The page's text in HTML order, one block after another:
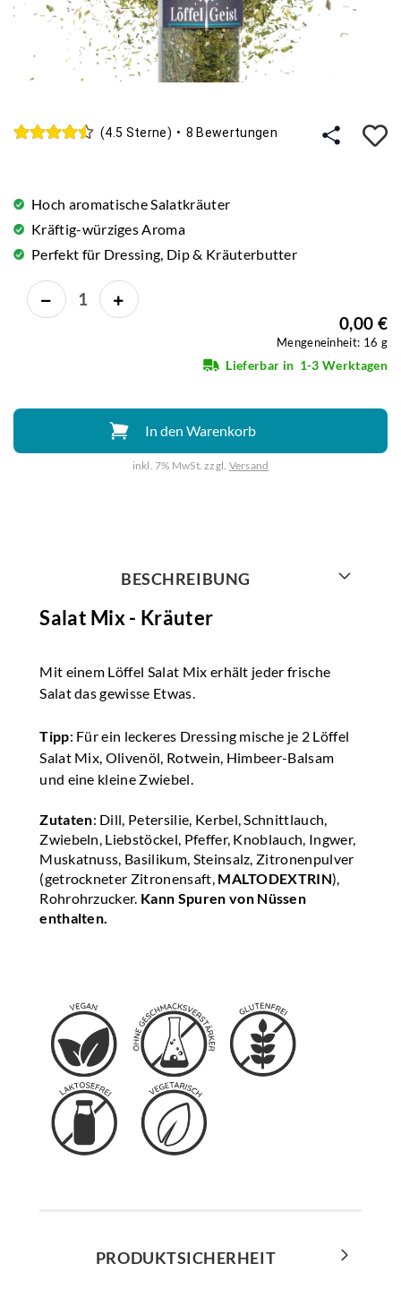
(4.5 Sterne) • 8 Bewertungen
Hoch aromatische Salatkräuter
Kräftig-würziges Aroma
Perfekt für Dressing, Dip & Kräuterbutter
0,00 €
Mengeneinheit: 16 g
Lieferbar in 1-3 Werktagen
In den Warenkorb
inkl. 7% MwSt. zzgl. Versand
BESCHREIBUNG
Salat Mix - Kräuter
Mit einem Löffel Salat Mix erhält jeder frische
Salat das gewisse Etwas.
Tipp: Für ein leckeres Dressing mische je 2 Löffel
Salat Mix, Olivenöl, Rotwein, Himbeer-Balsam
und eine kleine Zwiebel.
Zutaten: Dill, Petersilie, Kerbel, Schnittlauch,
Zwiebeln, Liebstöckel, Pfeffer, Knoblauch, Ingwer,
Muskatnuss, Basilikum, Steinsalz, Zitronenpulver
(getrockneter Zitronensaft, MALTODEXTRIN),
Rohrohrzucker. Kann Spuren von Nüssen
enthalten.
PRODUKTSICHERHEIT